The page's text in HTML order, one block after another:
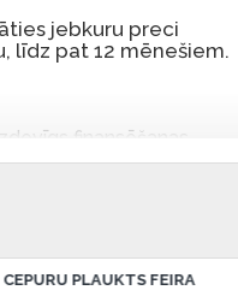
jebkuru preci
līdz pat 12 mēnešiem.
finansēšanas
tām norēķinoties vēlāk.
bez pirmās
iemaksa: 0 €, ikmēneša
PADOVA